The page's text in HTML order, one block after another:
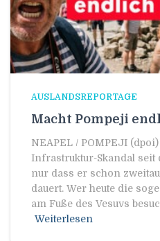
AUSLANDSREPORTAGE
Macht Pompeji
NEAPEL / POMPEJI
Infrastruktur-Skandal seit
nur dass er schon
dauert. Wer heute die
am Fuße des Vesuvs
Weiterlesen